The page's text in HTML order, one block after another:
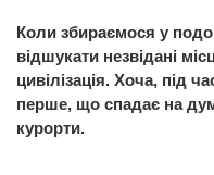
Коли збираємося у
відшукати незвідані
цивілізація. Хоча, під
перше, що спадає на
курорти.